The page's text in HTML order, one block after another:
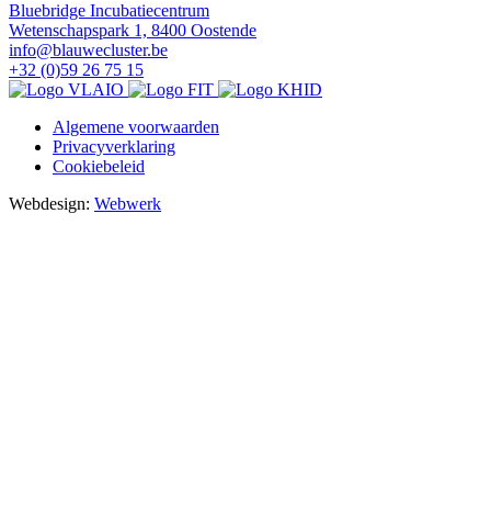
Bluebridge Incubatiecentrum
Wetenschapspark 1, 8400 Oostende
info@blauwecluster.be
+32 (0)59 26 75 15
Legal
menu
Algemene voorwaarden
Privacyverklaring
Cookiebeleid
Webdesign: Webwerk